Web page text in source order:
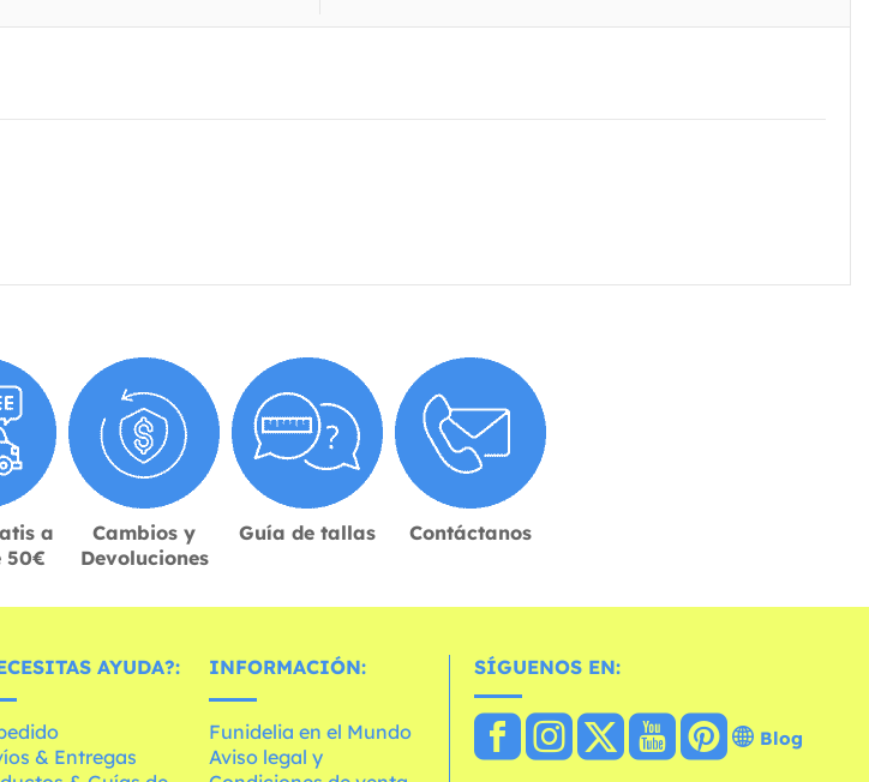
a
50€
Cambios y
Devoluciones
Guía de tallas Contáctanos
AYUDA?:
& Entregas
INFORMACIÓN:
Funidelia en el Mundo
Aviso legal y
SÍGUENOS EN:
Blog